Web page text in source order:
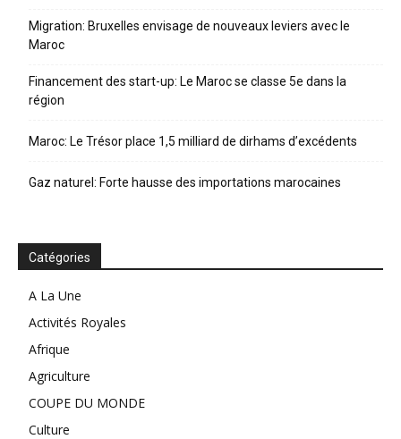
Migration: Bruxelles envisage de nouveaux leviers avec le
Maroc
Financement des start-up: Le Maroc se classe 5e dans la
région
Maroc: Le Trésor place 1,5 milliard de dirhams d’excédents
Gaz naturel: Forte hausse des importations marocaines
Catégories
A La Une
Activités Royales
Afrique
Agriculture
COUPE DU MONDE
Culture